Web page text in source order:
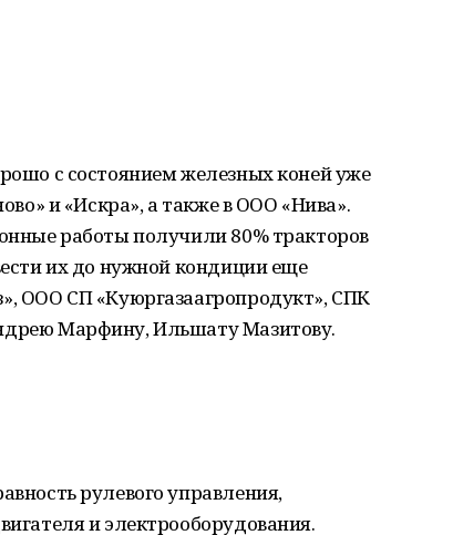
с состоянием железных коней уже
и «Искра», а также в ООО «Нива».
работы получили 80% тракторов
их до нужной кондиции еще
ООО СП «Куюргазаагропродукт», СПК
Марфину, Ильшату Мазитову.
рулевого управления,
и электрооборудования.